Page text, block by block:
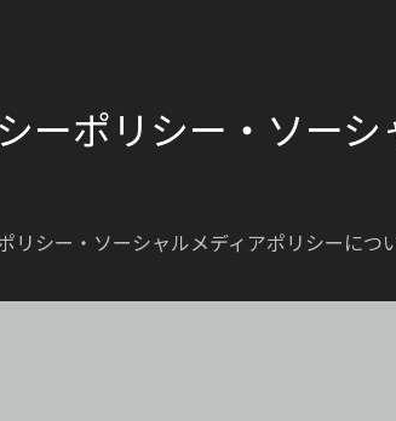
ーポリシー・ソー
リシー・ソーシャルメディアポリシーにつ